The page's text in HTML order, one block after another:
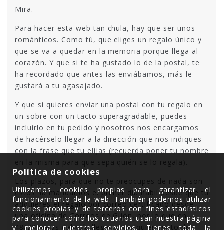
Mira.
Para hacer esta web tan chula, hay que ser unos
románticos. Como tú, que eliges un regalo único y
que se va a quedar en la memoria porque llega al
corazón. Y que si te ha gustado lo de la postal, te
ha recordado que antes las enviábamos, más le
gustará a tu agasajado.
Y que si quieres enviar una postal con tu regalo en
un sobre con un tacto superagradable, puedes
incluirlo en tu pedido y nosotros nos encargamos
de hacérselo llegar a la dirección que nos indiques
con la frase que tu elijas (recuerda poner tu nombre
en la misma para que sepa quién se lo regala).
Los plazos, para que no te preocupes de nada son
estos: la mandamos el primer día hábil desde que tú
adquieres el regalo por correo certificado desde
una oficina de Correos de Gijón, por lo que en
48/72 horas debería llegar a cualquier punto de
Política de cookies
Utilizamos cookies propias para garantizar el
funcionamiento de la web. También podemos utilizar
cookies propias y de terceros con fines estadísticos
para conocer cómo los usuarios usan nuestra página
y mejorar nuestros servicios. Tienes toda la